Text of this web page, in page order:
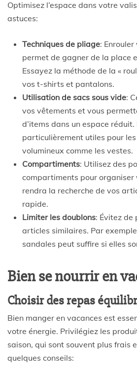
Optimisez l’espace dans votre
astuces:
Techniques de pliage:
permet de gagner de la place
Essayez la méthode de la «
vos t-shirts et pantalons.
Utilisation de sacs sous vide:
vos vêtements et vous
d’items dans un espace réduit.
particulièrement utiles pour
volumineux comme les vestes.
Compartiments: Utilisez des
compartiments pour organiser
rendra la recherche de vos
rapide.
Limiter les doublons: Évitez de
articles similaires. Par
sandales peut suffire si elles
Bien se nourrir en
Choisir des repas
Bien manger en vacances est
votre énergie. Privilégiez les
saison, qui sont souvent plus frais
quelques conseils: